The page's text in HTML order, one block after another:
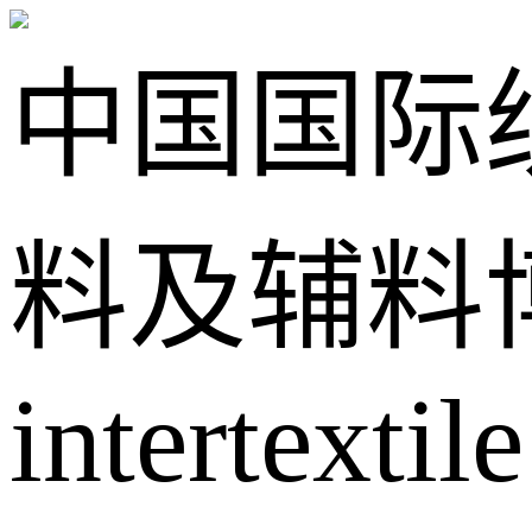
中国国际
料及辅料
intertextile